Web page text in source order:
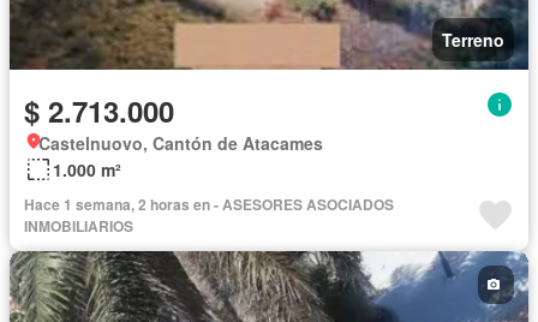
Terreno
$ 2.713.000
Castelnuovo, Cantón de Atacames
1.000 m²
Hace 1 semana, 2 horas en - ASESORES ASOCIADOS
INMOBILIARIOS